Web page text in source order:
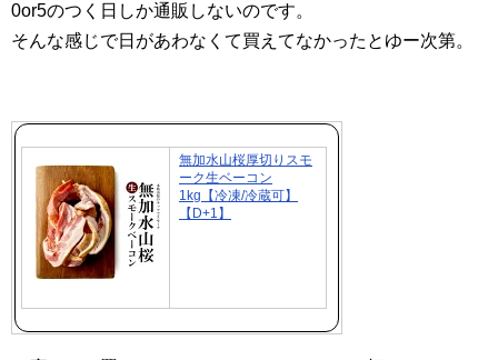
0or5のつく日しか通販しないのです。
そんな感じで日があわなくて買えてなかったとゆー次第。
無加水山桜厚切りスモ
ーク生ベーコン
1kg【冷凍/冷蔵可】
【D+1】